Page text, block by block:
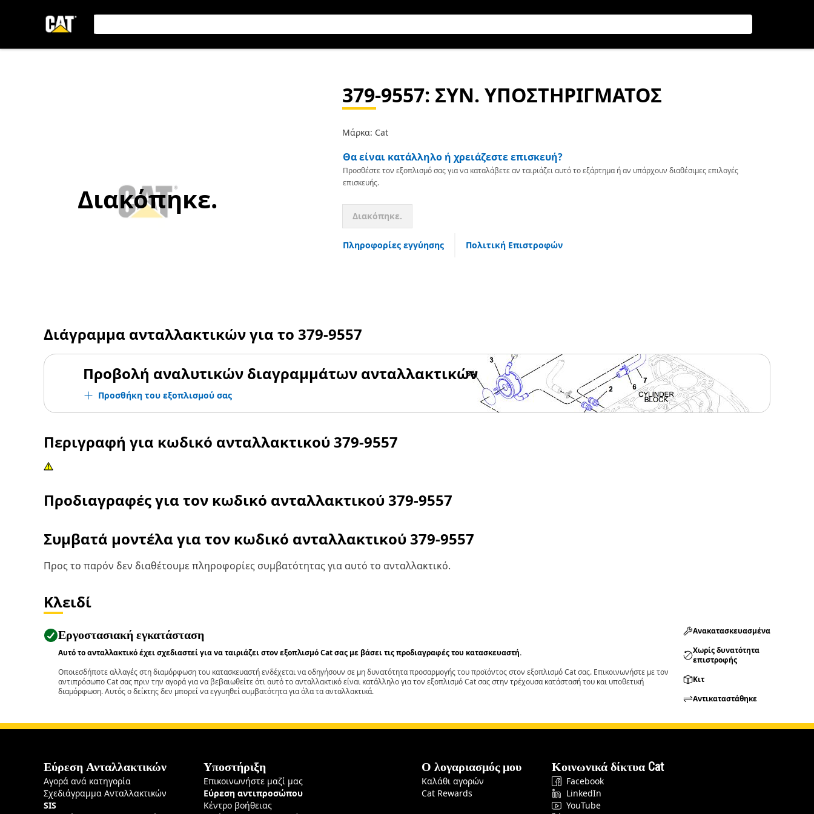
Διακόπηκε.
379-9557: ΣΥΝ. ΥΠΟΣΤΗΡΙΓΜΑΤΟΣ
Μάρκα: Cat
Θα είναι κατάλληλο ή χρειάζεστε επισκευή?
Προσθέστε τον εξοπλισμό σας για να καταλάβετε αν ταιριάζει αυτό το εξάρτημα ή αν υπάρχουν διαθέσιμες επιλογές
επισκευής.
Διακόπηκε.
Πληροφορίες εγγύησης Πολιτική Επιστροφών
Διάγραμμα ανταλλακτικών για το 379-9557
Προβολή αναλυτικών διαγραμμάτων ανταλλακτικών
Προσθήκη του εξοπλισμού σας
Περιγραφή για κωδικό ανταλλακτικού379-9557
Προδιαγραφές για τον κωδικό ανταλλακτικού379-9557
Συμβατά μοντέλα για τον κωδικό ανταλλακτικού379-9557
Προς το παρόν δεν διαθέτουμε πληροφορίες συμβατότητας για αυτό το ανταλλακτικό.
Κλειδί
Εργοστασιακή εγκατάσταση
Αυτό το ανταλλακτικό έχει σχεδιαστεί για να ταιριάζει στον εξοπλισμό Cat σας με βάσει τις προδιαγραφές του κατασκευαστή.
Οποιεσδήποτε αλλαγές στη διαμόρφωση του κατασκευαστή ενδέχεται να οδηγήσουν σε μη δυνατότητα προσαρμογής του προϊόντος στον εξοπλισμό Cat σας. Επικοινωνήστε με τον
αντιπρόσωπο Cat σας πριν την αγορά για να βεβαιωθείτε ότι αυτό το ανταλλακτικό είναι κατάλληλο για τον εξοπλισμό Cat σας στην τρέχουσα κατάστασή του και υποθετική
διαμόρφωση. Αυτός ο δείκτης δεν μπορεί να εγγυηθεί συμβατότητα για όλα τα ανταλλακτικά.
Ανακατασκευασμένα
Χωρίς δυνατότητα
επιστροφής
Κιτ
Αντικαταστάθηκε
Εύρεση Ανταλλακτικών
Αγορά ανά κατηγορία
Σχεδιάγραμμα Ανταλλακτικών
SIS
Υποστήριξη
Επικοινωνήστε μαζί μας
Εύρεση αντιπροσώπου
Κέντρο βοήθειας
Ο λογαριασμός μου
Καλάθι αγορών
Cat Rewards
Κοινωνικά δίκτυα Cat
Facebook
LinkedIn
YouTube